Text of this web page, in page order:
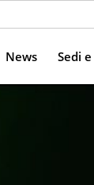
News Sedi